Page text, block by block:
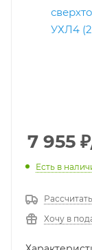
7 955 ₽
Есть в
Хочу в